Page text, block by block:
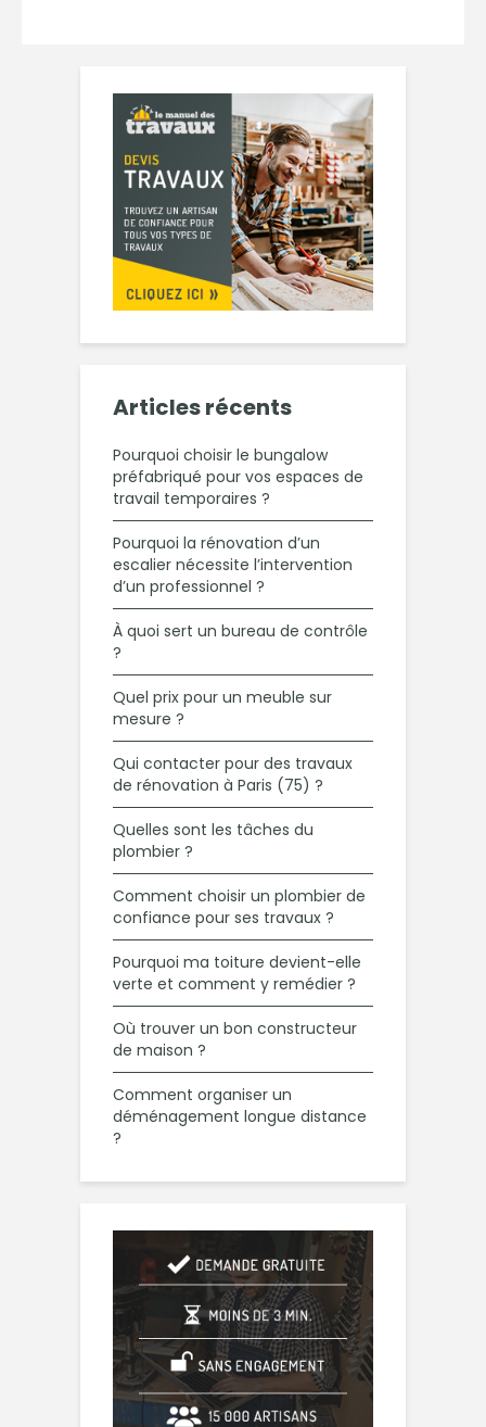
Articles récents
Pourquoi choisir le bungalow
préfabriqué pour vos espaces de
travail temporaires ?
Pourquoi la rénovation d’un
escalier nécessite l’intervention
d’un professionnel ?
À quoi sert un bureau de contrôle
?
Quel prix pour un meuble sur
mesure ?
Qui contacter pour des travaux
de rénovation à Paris (75) ?
Quelles sont les tâches du
plombier ?
Comment choisir un plombier de
confiance pour ses travaux ?
Pourquoi ma toiture devient-elle
verte et comment y remédier ?
Où trouver un bon constructeur
de maison ?
Comment organiser un
déménagement longue distance
?